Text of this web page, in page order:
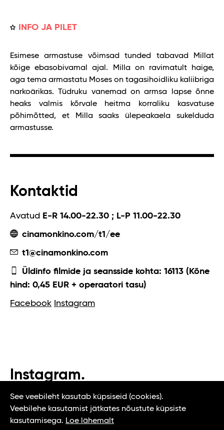
INFO JA PILET
Esimese armastuse võimsad tunded tabavad Millat
kõige ebasobivamal ajal. Milla on ravimatult haige,
aga tema armastatu Moses on tagasihoidliku kaliibriga
narkoärikas. Tüdruku vanemad on armsa lapse õnne
heaks valmis kõrvale heitma korraliku kasvatuse
põhimõtted, et Milla saaks ülepeakaela sukelduda
armastusse.
Kontaktid
Avatud E-R 14.00-22.30 ; L-P 11.00-22.30
cinamonkino.com/t1/ee
t1@cinamonkino.com
Üldinfo filmide ja seansside kohta: 16113 (Kõne
hind: 0,45 EUR + operaatori tasu)
Facebook Instagram
Instagram.
#t1tallinn #tasteoftallinn
See veebileht kasutab küpsiseid (cookies).
Veebilehe kasutamist jätkates nõustute küpsiste
kasutamisega. Loe lähemalt